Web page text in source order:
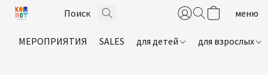
МЕРОПРИЯТИЯ SALES для детей для взрослых